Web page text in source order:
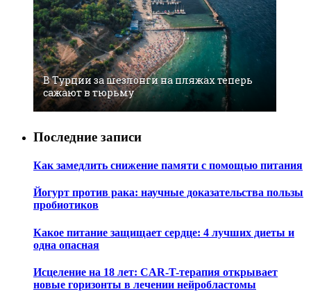
В Турции за шезлонги на пляжах теперь
сажают в тюрьму
Последние записи
Как замедлить снижение памяти с помощью питания
Йогурт против рака: научные доказательства пользы
пробиотиков
Какое питание защищает сердце: 4 лучших диеты и
одна опасная
Исцеление на 18 лет: CAR-T-терапия открывает
новые горизонты в лечении нейробластомы